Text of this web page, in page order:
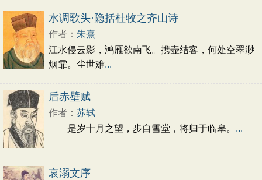
水调歌头·隐括杜牧之齐山诗
作者： 朱熹
江水侵云影，鸿雁欲南飞。携壶结客，何处空翠渺
烟霏。尘世难...
后赤壁赋
作者： 苏轼
是岁十月之望，步自雪堂，将归于临皋。 ...
哀溺文序